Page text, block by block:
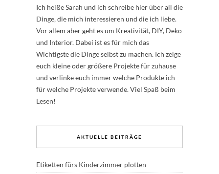
Ich heiße Sarah und ich schreibe hier über all die
Dinge, die mich interessieren und die ich liebe.
Vor allem aber geht es um Kreativität, DIY, Deko
und Interior. Dabei ist es für mich das
Wichtigste die Dinge selbst zu machen. Ich zeige
euch kleine oder größere Projekte für zuhause
und verlinke euch immer welche Produkte ich
für welche Projekte verwende. Viel Spaß beim
Lesen!
AKTUELLE BEITRÄGE
Etiketten fürs Kinderzimmer plotten